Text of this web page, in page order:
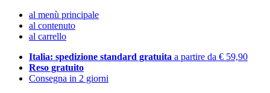
al menù principale
al contenuto
al carrello
Italia: spedizione standard gratuita a partire da € 59,90
Reso gratuito
Consegna in 2 giorni